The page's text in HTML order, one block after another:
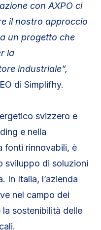
con AXPO ci
il nostro approccio
un progetto che
la
industriale”,
di Simplifhy.
svizzero e
e nella
fonti rinnovabili, è
sviluppo di soluzioni
In Italia, l’azienda
nel campo dei
sostenibilità delle